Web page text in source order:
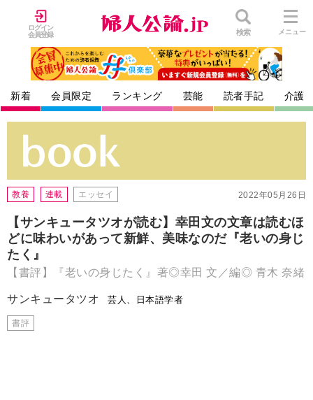
ログイン
会員登録
検索 メニュー
新着 会員限定 ランキング 芸能 読者手記 介護
2022年05月26日
教養 連載 エッセイ
【サンキュータツオが読む】幸田文の文章は読むほ
どに味わいがあって新鮮、美味なのだ『老いの身じ
たく』
【書評】『老いの身じたく』著◎幸田 文／編◎ 青木 奈緒
サンキュータツオ 芸人、日本語学者
書評